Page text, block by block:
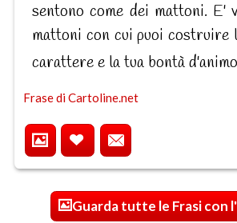
sentono come dei mattoni. E'
mattoni con cui puoi costruire
carattere e la tua bontà
Frase di Cartoline.net
Guarda tutte le Frasi con